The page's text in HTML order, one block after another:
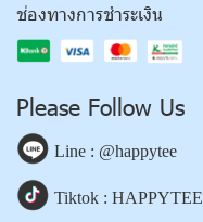
ช่องทางการชำระเงิน
Please Follow Us
Line : @happytee
Tiktok : HAPPYTEE